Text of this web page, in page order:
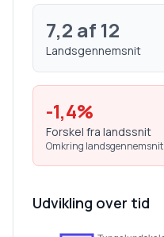
7,2 af 12
Landsgennemsnit
-1,4%
Forskel fra landssnit
Omkring landsgennemsnit
Udvikling over tid